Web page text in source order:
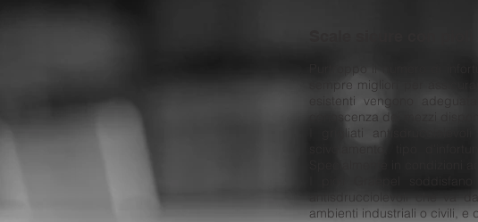
Scale sicure con
Purtroppo il numero di
sempre migliori per
esistenti vengono
conoscenza dei mezzi
I grigliati
scivolamento, tipo
Specialmente in condizioni
I pioli Graepel
antisdrucciolevoli che va
ambienti industriali o civili, e